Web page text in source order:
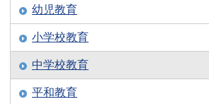
幼児教育
小学校教育
中学校教育
平和教育